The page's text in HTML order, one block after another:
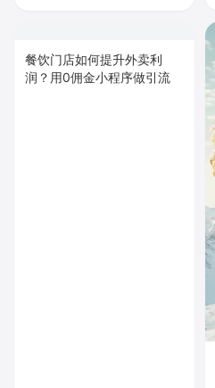
餐饮门店如何提升外卖利
润？用0佣金小程序做引流